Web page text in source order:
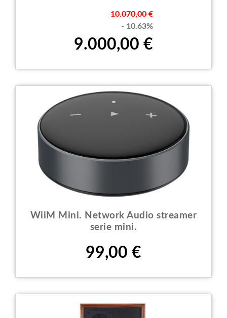
10.070,00 €
- 10.63%
9.000,00 €
WiiM Mini. Network Audio streamer
serie mini.
Prezzo
99,00 €